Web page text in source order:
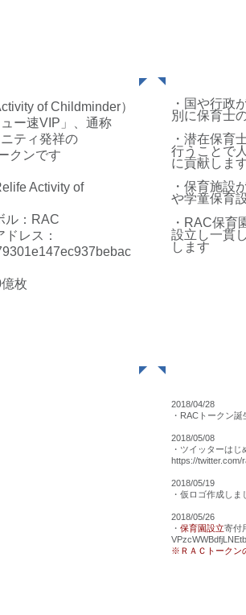
of Childminder）
ー速VIP」、通称
ニティ発祥の
クンです
Activity of
ル：RAC
レス：
枚
・国や行政
別に保育士
・潜在保育
行うことで
に貢献しま
・保育施設
や学童保育
・RAC保育
設立し一貫
します
2018/04/28
・​RACトークン誕
2018/05/08
・ツイッターはじ
https://twitter.com/
2018/05/19
・仮ロゴ作成しま
2018/05/26
・ 保育園設立寄付
※ＲＡＣトークン